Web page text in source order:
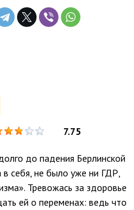
7.75
до падения Берлинской
в себя, не было уже ни ГДР,
Тревожась за здоровье
ей о переменах: ведь что